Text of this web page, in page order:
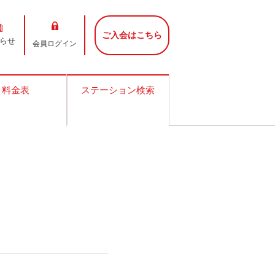
せ 会員ログイン
ご入会はこちら
料金表 ステーション検索